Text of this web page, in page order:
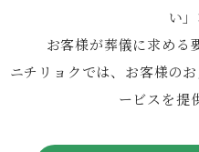
い」
お客様が葬儀に求める
ニチリョクでは、お客様の
ービスを提